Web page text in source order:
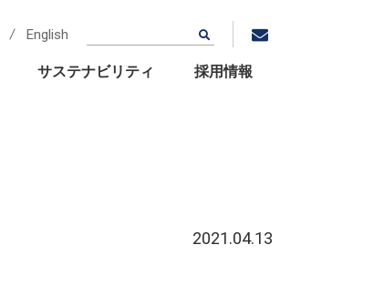
English
サステナビリティ 採用情報
2021.04.13